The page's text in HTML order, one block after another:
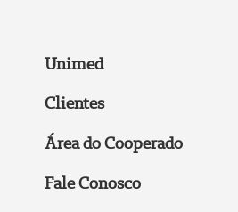
Unimed
Clientes
Área do Cooperado
Fale Conosco